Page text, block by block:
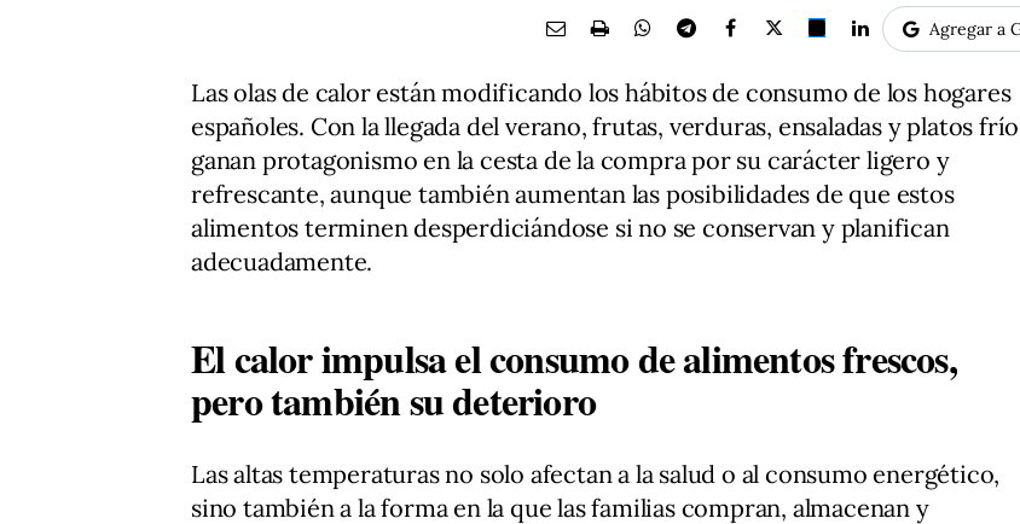
Agregar a
Las olas de calor están modificando los hábitos de consumo de los hogares
españoles. Con la llegada del verano, frutas, verduras, ensaladas y platos
ganan protagonismo en la cesta de la compra por su carácter ligero y
refrescante, aunque también aumentan las posibilidades de que estos
alimentos terminen desperdiciándose si no se conservan y planifican
adecuadamente.
El calor impulsa el consumo de alimentos frescos,
pero también su deterioro
Las altas temperaturas no solo afectan a la salud o al consumo energético,
sino también a la forma en la que las familias compran, almacenan y